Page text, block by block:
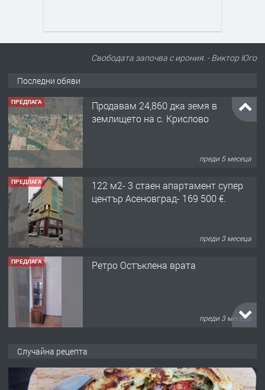
Свободата започва с ирония. - Виктор Юго
Последни обяви
ПРЕДЛАГА
Продавам 24,860 дка земя в
землището на с. Крислово
преди 5 месеца
ПРЕДЛАГА
122 м2- 3 стаен апартамент супер
център Асеновград- 169 500 €.
преди 3 месеца
ПРЕДЛАГА Ретро Остъклена врата
преди 3 месеца
Случайна рецепта